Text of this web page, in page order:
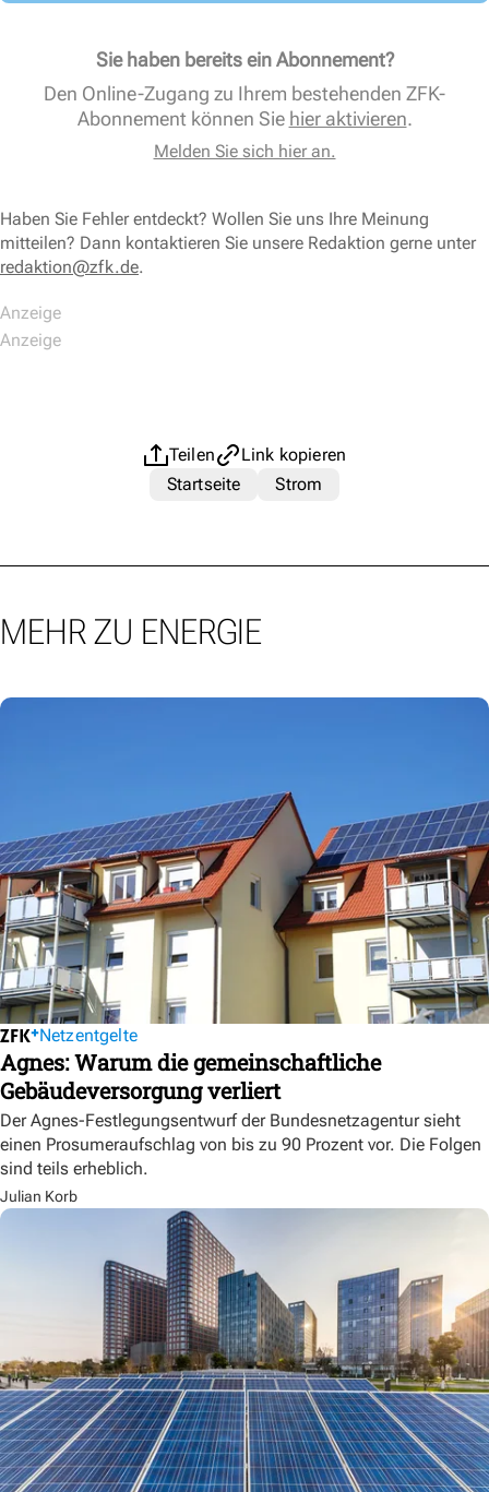
Sie haben bereits ein Abonnement?
Den Online-Zugang zu Ihrem bestehenden ZFK-
Abonnement können Sie hier aktivieren.
Melden Sie sich hier an.
Haben Sie Fehler entdeckt? Wollen Sie uns Ihre Meinung
mitteilen? Dann kontaktieren Sie unsere Redaktion gerne unter
redaktion@zfk.de.
Teilen
Link kopieren
Startseite
Strom
MEHR ZU ENERGIE
Netzentgelte
Agnes: Warum die gemeinschaftliche
Gebäudeversorgung verliert
Der Agnes-Festlegungsentwurf der Bundesnetzagentur sieht
einen Prosumeraufschlag von bis zu 90 Prozent vor. Die Folgen
sind teils erheblich.
Julian Korb